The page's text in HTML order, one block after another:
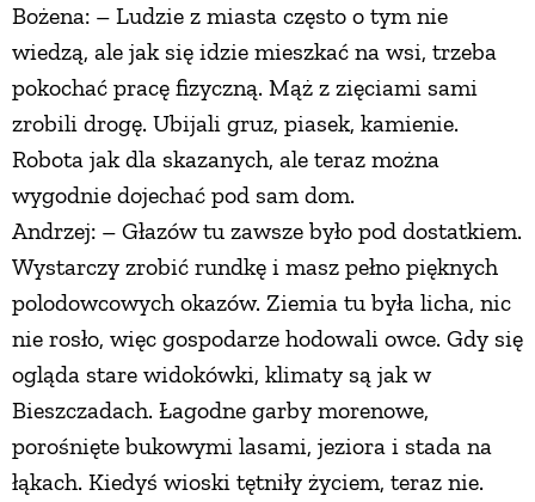
Bożena: – Ludzie z miasta często o tym nie
wiedzą, ale jak się idzie mieszkać na wsi, trzeba
pokochać pracę fizyczną. Mąż z zięciami sami
zrobili drogę. Ubijali gruz, piasek, kamienie.
Robota jak dla skazanych, ale teraz można
wygodnie dojechać pod sam dom.
Andrzej: – Głazów tu zawsze było pod dostatkiem.
Wystarczy zrobić rundkę i masz pełno pięknych
polodowcowych okazów. Ziemia tu była licha, nic
nie rosło, więc gospodarze hodowali owce. Gdy się
ogląda stare widokówki, klimaty są jak w
Bieszczadach. Łagodne garby morenowe,
porośnięte bukowymi lasami, jeziora i stada na
łąkach. Kiedyś wioski tętniły życiem, teraz nie.